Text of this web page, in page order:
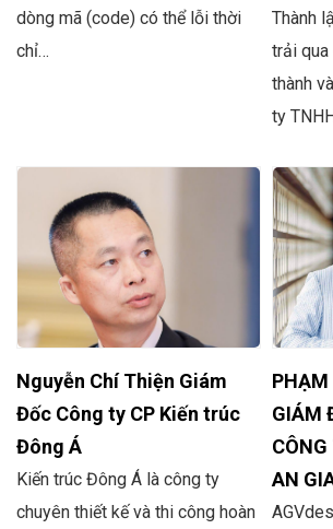
dòng mã (code) có thể lỗi thời
chỉ…
Thành
trải qua
thành
ty
Nguyễn Chí Thiện Giám
Đốc Công ty CP Kiến trúc
Đông Á
Kiến trúc Đông Á là công ty
chuyên thiết kế và thi công hoàn
GIÁM
AN